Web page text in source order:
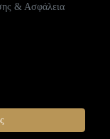
& Ασφάλεια